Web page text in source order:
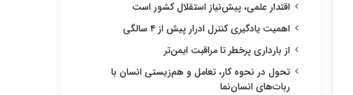
اقتدار علمی، پیش‌نیاز استقلال کشور است
اهمیت یادگیری کنترل ادرار پیش از ۴ سالگی
از بارداری پرخطر تا مراقبت ایمن‌تر
تحول در نحوه کار، تعامل و هم‌زیستی انسان با
ربات‌های انسان‌نما